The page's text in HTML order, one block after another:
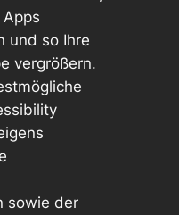
und so Ihre
vergrößern.
sowie der